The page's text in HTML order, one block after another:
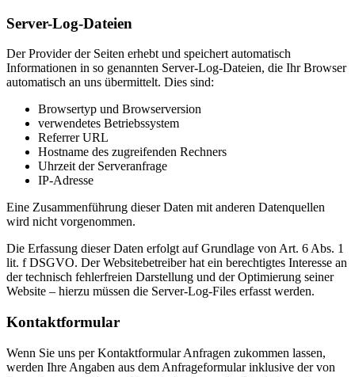
Server-Log-Dateien
Der Provider der Seiten erhebt und speichert automatisch
Informationen in so genannten Server-Log-Dateien, die Ihr Browser
automatisch an uns übermittelt. Dies sind:
Browsertyp und Browserversion
verwendetes Betriebssystem
Referrer URL
Hostname des zugreifenden Rechners
Uhrzeit der Serveranfrage
IP-Adresse
Eine Zusammenführung dieser Daten mit anderen Datenquellen
wird nicht vorgenommen.
Die Erfassung dieser Daten erfolgt auf Grundlage von Art. 6 Abs. 1
lit. f DSGVO. Der Websitebetreiber hat ein berechtigtes Interesse an
der technisch fehlerfreien Darstellung und der Optimierung seiner
Website – hierzu müssen die Server-Log-Files erfasst werden.
Kontaktformular
Wenn Sie uns per Kontaktformular Anfragen zukommen lassen,
werden Ihre Angaben aus dem Anfrageformular inklusive der von